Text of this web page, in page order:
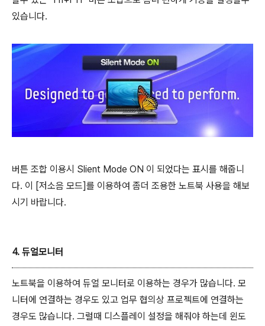
있습니다.
버튼 조합 이용시 Slient Mode ON 이 되었다는 표시를 해줍니
다. 이 [저소음 모드]를 이용하여 좀더 조용한 노트북 사용을 해보
시기 바랍니다.
4. 듀얼모니터
노트북을 이용하여 듀얼 모니터로 이용하는 경우가 많습니다. 모
니터에 연결하는 경우도 있고 업무 협의상 프로젝트에 연결하는
경우도 많습니다. 그럴때 디스플레이 설정을 해줘야 하는데 윈도